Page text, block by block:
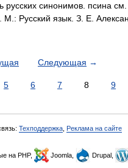
русских синонимов. псина
М.: Русский язык. З. Е.
Следующая →
5 6 7 8 9
Техподдержка Реклама на сайте
на PHP, Joomla, Drupal,